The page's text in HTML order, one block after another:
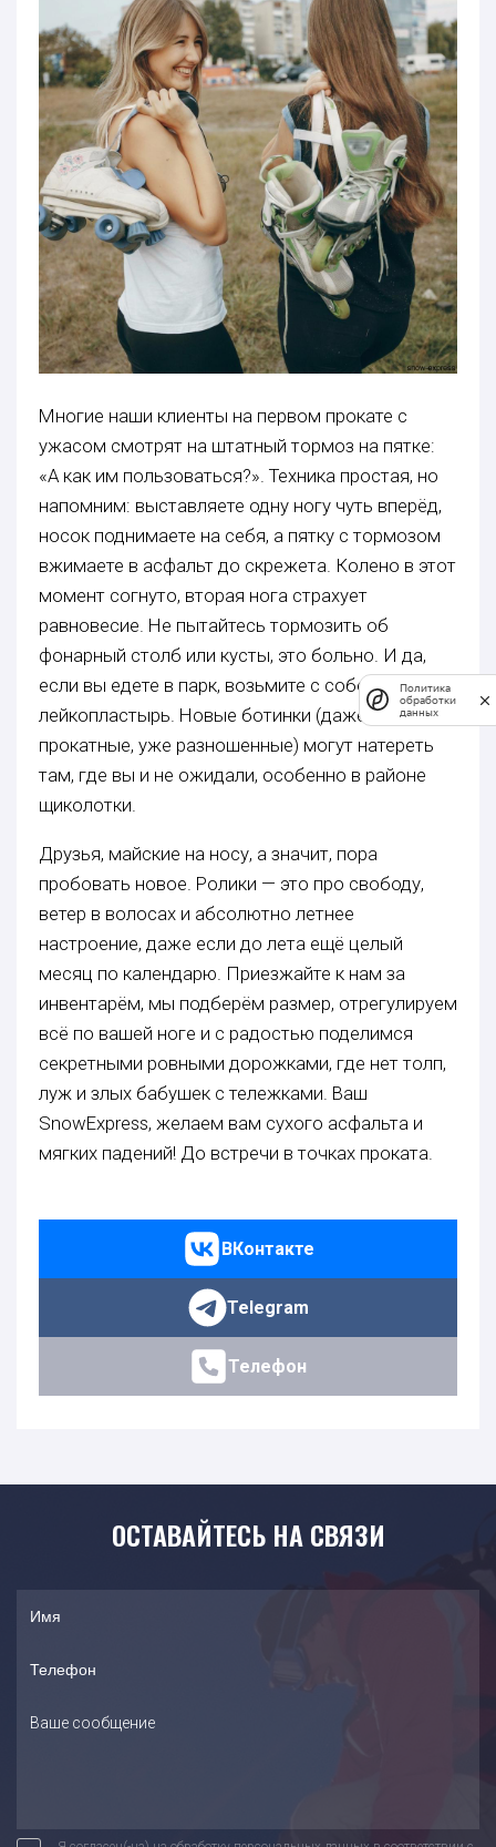
Многие наши клиенты на первом прокате с
ужасом смотрят на штатный тормоз на пятке:
«А как им пользоваться?». Техника простая, но
напомним: выставляете одну ногу чуть вперёд,
носок поднимаете на себя, а пятку с тормозом
вжимаете в асфальт до скрежета. Колено в этот
момент согнуто, вторая нога страхует
равновесие. Не пытайтесь тормозить об
фонарный столб или кусты, это больно. И да,
если вы едете в парк, возьмите с собой воду и
лейкопластырь. Новые ботинки (даже наши
прокатные, уже разношенные) могут натереть
там, где вы и не ожидали, особенно в районе
щиколотки.
Друзья, майские на носу, а значит, пора
пробовать новое. Ролики — это про свободу,
ветер в волосах и абсолютно летнее
настроение, даже если до лета ещё целый
месяц по календарю. Приезжайте к нам за
инвентарём, мы подберём размер, отрегулируем
всё по вашей ноге и с радостью поделимся
секретными ровными дорожками, где нет толп,
луж и злых бабушек с тележками. Ваш
SnowExpress, желаем вам сухого асфальта и
мягких падений! До встречи в точках проката.
ВКонтакте
Telegram
Телефон
ОСТАВАЙТЕСЬ НА СВЯЗИ
Политика
обработки
данных